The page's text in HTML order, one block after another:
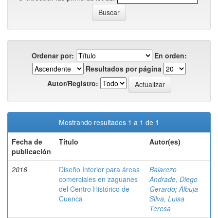
Ordenar por:
En orden:
Resultados por página
Autor/Registro:
Mostrando resultados 1 a 1 de 1
Fecha de
publicación
Título Autor(es)
2016
Diseño Interior para áreas
comerciales en zaguanes
del Centro Histórico de
Cuenca
Balarezo
Andrade, Diego
Gerardo;Albuja
Silva, Luisa
Teresa